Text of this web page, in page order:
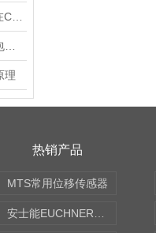
理
热销产品
MTS常用位移传感器